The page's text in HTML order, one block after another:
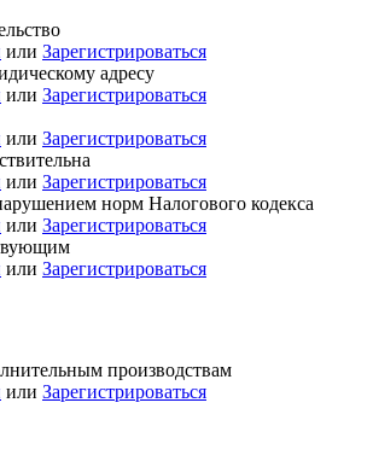
или Зарегистрироваться
адресу
или Зарегистрироваться
или Зарегистрироваться
или Зарегистрироваться
норм Налогового кодекса
или Зарегистрироваться
или Зарегистрироваться
производствам
или Зарегистрироваться